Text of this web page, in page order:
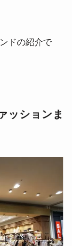
ドの紹介で
ッションま